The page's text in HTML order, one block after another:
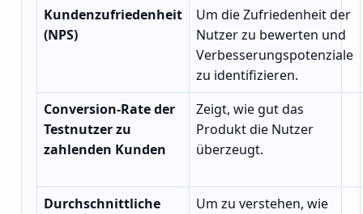
Kundenzufriedenheit
(NPS)
Um die Zufriedenheit der
Nutzer zu bewerten und
Verbesserungspotenziale
zu identifizieren.
Conversion-Rate der
Testnutzer zu
zahlenden Kunden
Zeigt, wie gut das
Produkt die Nutzer
überzeugt.
Durchschnittliche
Um zu verstehen, wie